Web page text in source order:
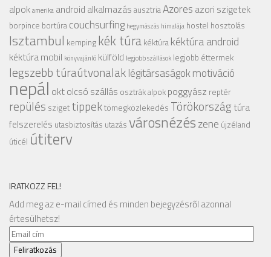
alpokamerika android alkalmazás ausztriaAzores azori szigetek
borpince bortúra couchsurfing hegymászás himalája hostel hosztolás
Isztambul kemping kék túra kéktúra kéktúra android
kéktúra mobil könyvajánló külföld legjobb szállások legjobb éttermek
legszebb túraútvonalaklégitársaságokmotiváció
nepál oktolcsó szállás osztrák alpok poggyász reptér
repülés sziget tippektömegközlekedés Törökország túra
felszerelés utasbiztosítás utazás városnézészene újzéland
úticél útiterv
IRATKOZZ FEL!
Add meg az e-mail címed és minden bejegyzésről azonnal
értesülhetsz!
Email
cím
Feliratkozás